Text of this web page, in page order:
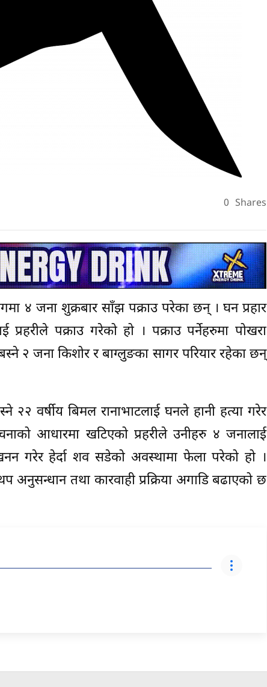
0 Shares
४ जना शुक्रबार साँझ पक्राउ परेका छन् । घन प्रहार
पक्राउ गरेको हो । पक्राउ पर्नेहरुमा पोखरा
२ जना किशोर र बाग्लुङका सागर परियार रहेका छन्
२२ वर्षीय बिमल रानाभाटलाई घनले हानी हत्या गरेर
आधारमा खटिएको प्रहरीले उनीहरु ४ जनालाई
गरेर हेर्दा शव सडेको अवस्थामा फेला परेको हो ।
अनुसन्धान तथा कारवाही प्रक्रिया अगाडि बढाएको छ